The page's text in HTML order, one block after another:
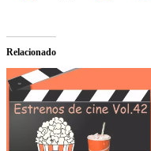
Relacionado